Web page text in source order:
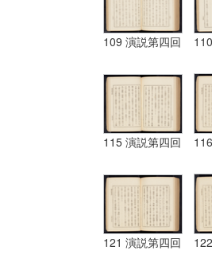
109 演説第四回
115 演説第四回
121 演説第四回